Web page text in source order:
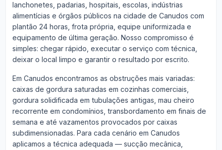
lanchonetes, padarias, hospitais, escolas, indústrias
alimentícias e órgãos públicos na cidade de Canudos com
plantão 24 horas, frota própria, equipe uniformizada e
equipamento de última geração. Nosso compromisso é
simples: chegar rápido, executar o serviço com técnica,
deixar o local limpo e garantir o resultado por escrito.
Em Canudos encontramos as obstruções mais variadas:
caixas de gordura saturadas em cozinhas comerciais,
gordura solidificada em tubulações antigas, mau cheiro
recorrente em condomínios, transbordamento em finais de
semana e até vazamentos provocados por caixas
subdimensionadas. Para cada cenário em Canudos
aplicamos a técnica adequada — sucção mecânica,